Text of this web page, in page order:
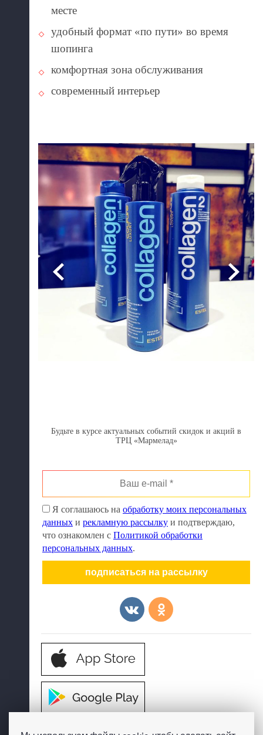
месте
удобный формат «по пути» во время
шопинга
комфортная зона обслуживания
современный интерьер
Будьте в курсе актуальных событий скидок и акций в
ТРЦ «Мармелад»
*
Я соглашаюсь на обработку моих персональных
данных и рекламную рассылку
что ознакомлен с Политикой обработки
персональных данных.
© ТРЦ «Мармелад», Таганрог Управляющая компания